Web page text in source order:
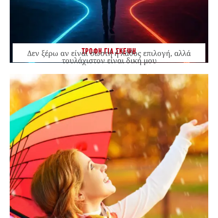
ΤΡΟΦΗ ΓΙΑ ΣΚΕΨΗ
Δεν ξέρω αν είναι σωστή ή λάθος επιλογή, αλλά
τουλάχιστον είναι δική μου